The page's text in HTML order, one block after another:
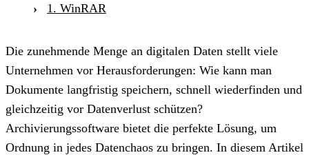
1. WinRAR
Die zunehmende Menge an digitalen Daten stellt viele
Unternehmen vor Herausforderungen: Wie kann man
Dokumente langfristig speichern, schnell wiederfinden und
gleichzeitig vor Datenverlust schützen?
Archivierungssoftware bietet die perfekte Lösung, um
Ordnung in jedes Datenchaos zu bringen. In diesem Artikel